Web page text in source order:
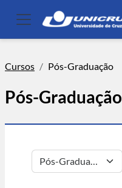
Cursos Pós-Graduação
Pós-Graduação
Categorias de Cursos